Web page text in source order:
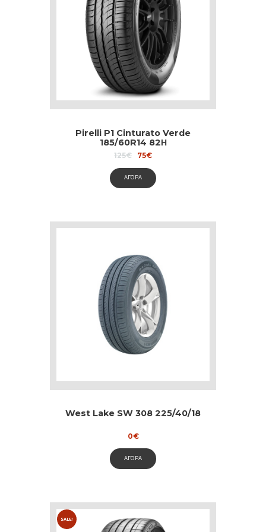
Pirelli P1 Cinturato Verde
185/60R14 82Η
125€
Original
was:
125€.
75€Current
is:
75€.
ΑΓΟΡΑ
West Lake SW 308 225/40/18
0€
ΑΓΟΡΑ
SALE!